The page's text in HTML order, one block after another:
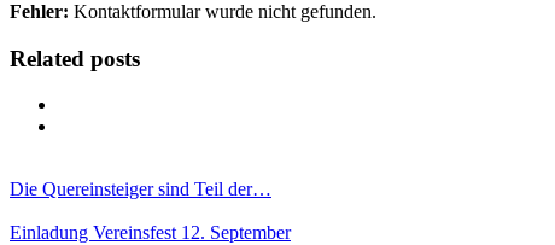
Fehler: Kontaktformular wurde nicht gefunden.
Related posts
Die Quereinsteiger sind Teil der…
Einladung Vereinsfest 12. September